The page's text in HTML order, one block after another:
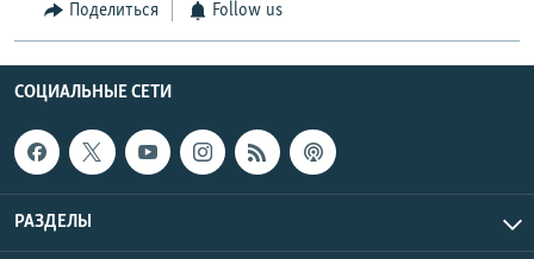
Поделиться Follow us
СОЦИАЛЬНЫЕ СЕТИ
РАЗДЕЛЫ